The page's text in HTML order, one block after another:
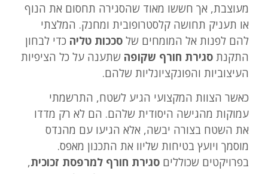
מעוצבת, אך חששו מאוד שהסגירה תחסום את הנוף
או תעניק תחושה קלסטרופובית ומחנק. המלצתי
להם לפנות אל המומחים שלסככות טליה כדי לבחון
התקנתסגירת חורף שקופה שתענה על כל הציפיות
העיצוביות והפונקציונליות שלהם.
כאשר הצוות המקצועי הגיע לשטח, התרשמתי
עמוקות מהגישה היסודית שלהם. הם לא רק מדדו
את השטח בצורה יבשה, אלא הגיעו עם מהנדס
מוסמך ויועץ בטיחות שליוו את התכנון מאפס.
בפרויקטים שכולליםסגירת חורף למרפסת זכוכית,